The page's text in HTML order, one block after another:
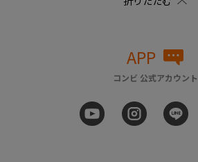
APP
コンビ 公式アカウント